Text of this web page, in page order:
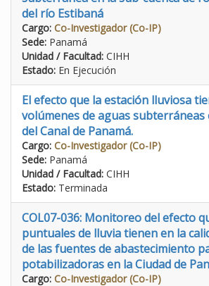
del río Estibaná
Cargo: Co-Investigador (Co-IP)
Sede: Panamá
Unidad / Facultad: CIHH
Estado: En Ejecución
El efecto que la estación lluviosa
volúmenes de aguas subterráneas
del Canal de Panamá.
Cargo: Co-Investigador (Co-IP)
Sede: Panamá
Unidad / Facultad: CIHH
Estado: Terminada
COL07-036: Monitoreo del efecto
puntuales de lluvia tienen en la
de las fuentes de abastecimiento
potabilizadoras en la Ciudad de
Cargo: Co-Investigador (Co-IP)